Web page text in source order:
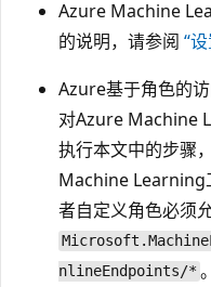
Azure Machine
的说明，请参阅 “
Azure基于角色的
对Azure Machine
执行本文中的步骤
Machine Learning
者自定义角色必须
nlineEndpoints/*